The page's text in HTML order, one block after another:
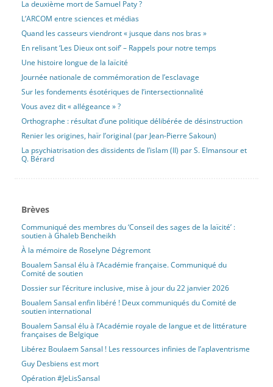
La deuxième mort de Samuel Paty ?
L’ARCOM entre sciences et médias
Quand les casseurs viendront « jusque dans nos bras »
En relisant ‘Les Dieux ont soif’ – Rappels pour notre temps
Une histoire longue de la laïcité
Journée nationale de commémoration de l’esclavage
Sur les fondements ésotériques de l’intersectionnalité
Vous avez dit « allégeance » ?
Orthographe : résultat d’une politique délibérée de désinstruction
Renier les origines, haïr l’original (par Jean-Pierre Sakoun)
La psychiatrisation des dissidents de l’islam (II) par S. Elmansour et
Q. Bérard
Brèves
Communiqué des membres du ‘Conseil des sages de la laïcité’ :
soutien à Ghaleb Bencheikh
À la mémoire de Roselyne Dégremont
Boualem Sansal élu à l’Académie française. Communiqué du
Comité de soutien
Dossier sur l’écriture inclusive, mise à jour du 22 janvier 2026
Boualem Sansal enfin libéré ! Deux communiqués du Comité de
soutien international
Boualem Sansal élu à l’Académie royale de langue et de littérature
françaises de Belgique
Libérez Boulaem Sansal ! Les ressources infinies de l’aplaventrisme
Guy Desbiens est mort
Opération #JeLisSansal